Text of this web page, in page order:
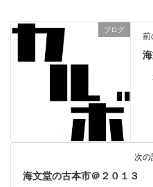
ブログ
前
次の
海文堂の古本市＠２０１３